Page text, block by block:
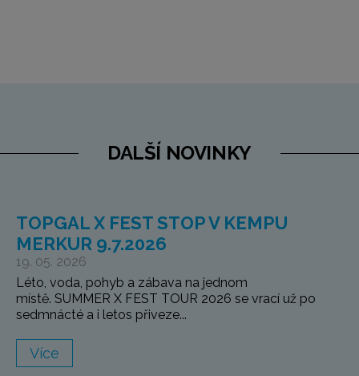
DALŠÍ NOVINKY
TOPGAL X FEST STOP V KEMPU
MERKUR 9.7.2026
19. 05. 2026
Léto, voda, pohyb a zábava na jednom
místě. SUMMER X FEST TOUR 2026 se vrací už po
sedmnácté a i letos přiveze...
Více